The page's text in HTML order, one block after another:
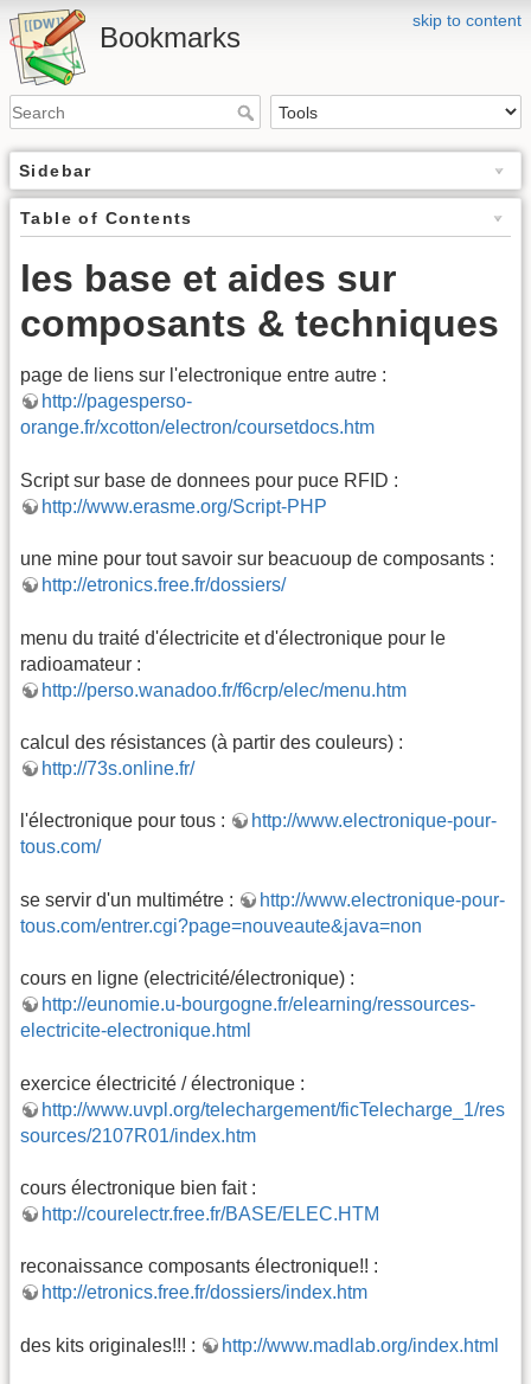
skip to content
Bookmarks
Sidebar
Table of Contents
les base et aides sur
composants & techniques
page de liens sur l'electronique entre autre :
http://pagesperso-
orange.fr/xcotton/electron/coursetdocs.htm
Script sur base de donnees pour puce RFID :
http://www.erasme.org/Script-PHP
une mine pour tout savoir sur beacuoup de composants :
http://etronics.free.fr/dossiers/
menu du traité d'électricite et d'électronique pour le
radioamateur :
http://perso.wanadoo.fr/f6crp/elec/menu.htm
calcul des résistances (à partir des couleurs) :
http://73s.online.fr/
l'électronique pour tous :
http://www.electronique-pour-
tous.com/
se servir d'un multimétre :
http://www.electronique-pour-
tous.com/entrer.cgi?page=nouveaute&java=non
cours en ligne (electricité/électronique) :
http://eunomie.u-bourgogne.fr/elearning/ressources-
electricite-electronique.html
exercice électricité / électronique :
http://www.uvpl.org/telechargement/ficTelecharge_1/res
sources/2107R01/index.htm
cours électronique bien fait :
http://courelectr.free.fr/BASE/ELEC.HTM
reconaissance composants électronique!! :
http://etronics.free.fr/dossiers/index.htm
des kits originales!!! : http://www.madlab.org/index.html